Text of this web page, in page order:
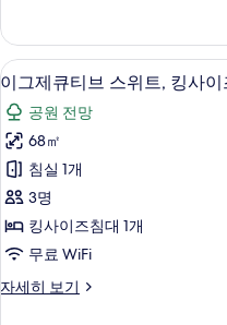
1
개,
공
원
전
망
사
진
모
두
킹
사
이
즈
침
대
개,
공
원
전
망
세
이
그
제
큐
티
브
스
위
트,
14
이그제큐티브 스위트, 킹사
공원 전망
68㎡
침실 1개
3명
킹사이즈침대 1개
무료 WiFi
자세히 보기
이